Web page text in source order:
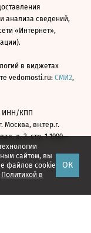
сайтом, вы
файлов cookie
Политикой в
ОК
анализа сведений,
«Интернет»,
в виджетах
vedomosti.ru: СМИ2,
ИНН/КПП
Москва, вн.тер.г.
д. 3, стр. 1 1999—